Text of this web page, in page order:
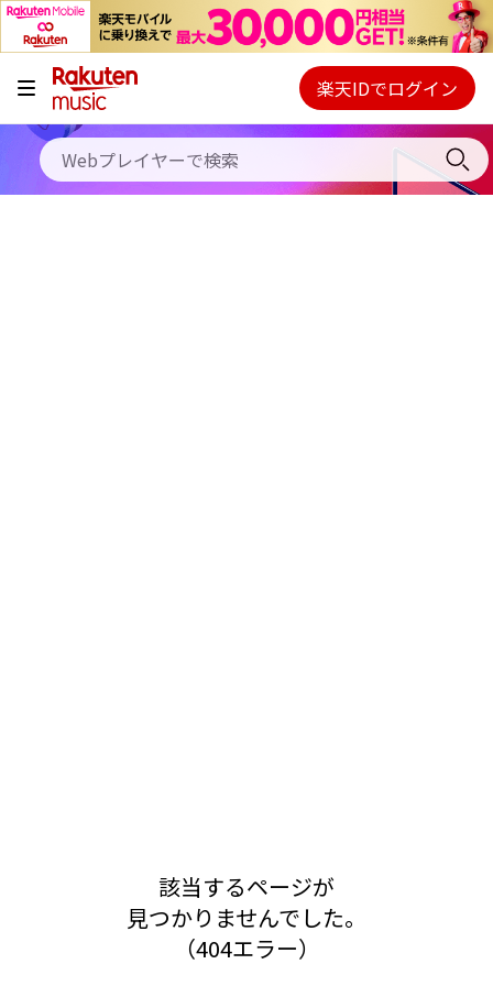
キャンペーン
料金プラン
使い方
Webプレイヤー
ご契約内容の確認・変更
楽天IDでログイン
該当するページが
見つかりませんでした。
（404エラー）